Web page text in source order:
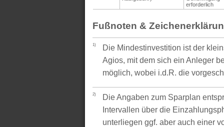
erforderlich
Fußnoten &
1)
Die Mindestinvestition ist der
Agios, mit dem sich ein Anleger
möglich, wobei i.d.R. die
2)
Die Angaben zum Sparplan
Intervallen über die
unterliegen ggf. aber auch einer